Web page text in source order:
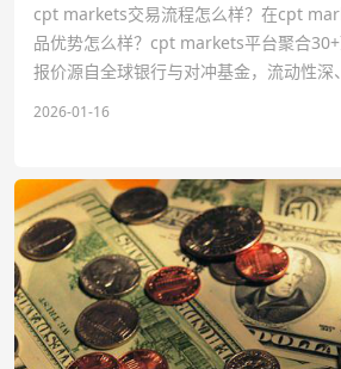
cpt markets交易流程怎么样？在cpt
品优势怎么样？‌‌cpt markets平台聚合‌30+
报价源自全球银行与对冲基金，流动性深
2026-01-16